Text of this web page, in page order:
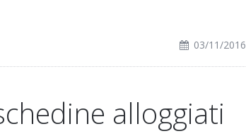
03/11/2016
alloggiati